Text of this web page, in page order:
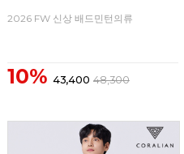
2026 FW 신상 배드민턴의류
10% 43,400 48,300